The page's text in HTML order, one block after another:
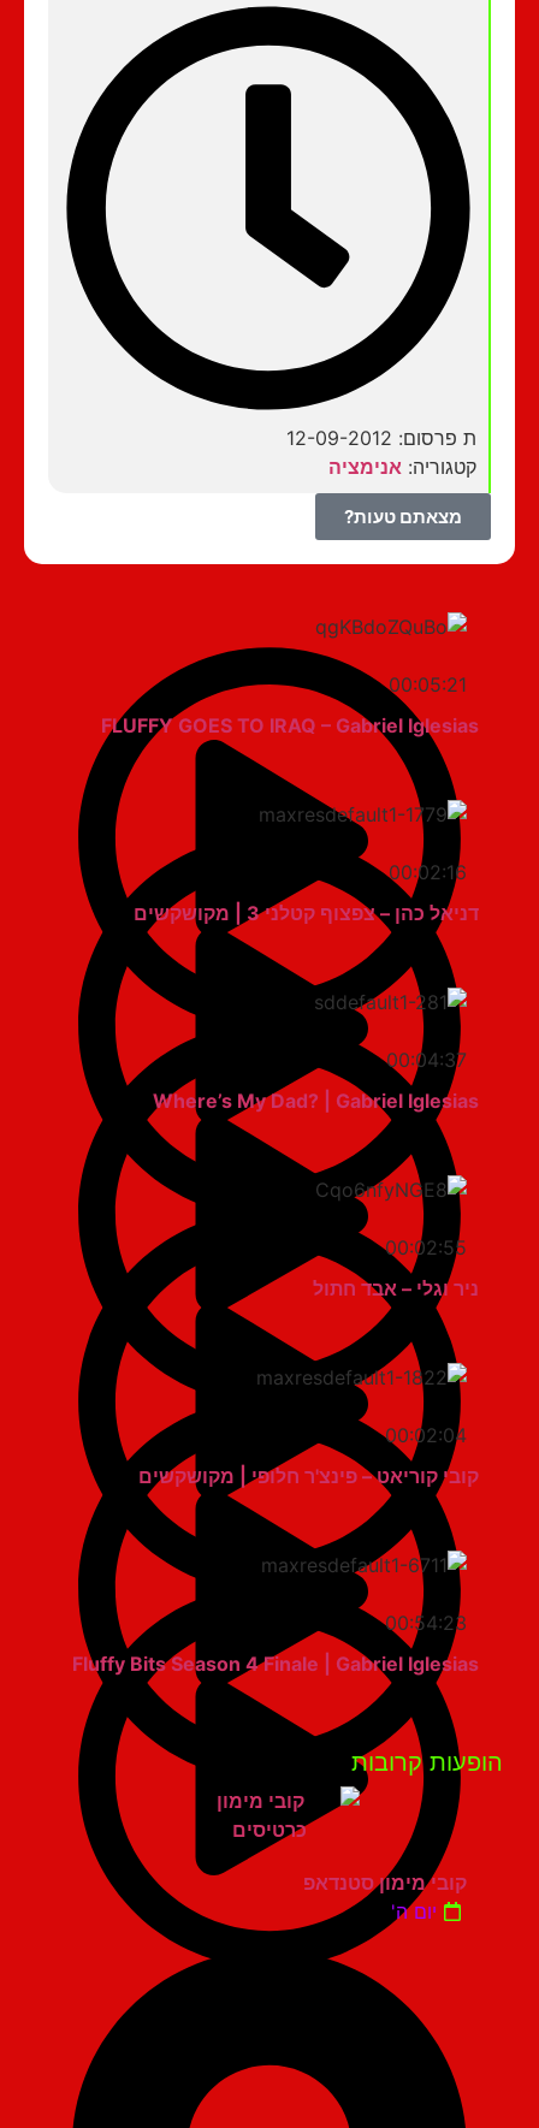
ת פרסום: 12-09-2012
קטגוריה:אנימציה
מצאתם טעות?
00:05:21
FLUFFY GOES TO IRAQ – Gabriel Iglesias
00:02:16
דניאל כהן – צפצוף קטלני 3 | מקושקשים
00:04:37
Where’s My Dad? | Gabriel Iglesias
00:02:55
ניר וגלי – אבד חתול
00:02:04
קובי קוריאט – פינצ'ר חלופי | מקושקשים
00:54:23
Fluffy Bits Season 4 Finale | Gabriel Iglesias
קרובות
קובי מימון סטנדאפ
יום ה'